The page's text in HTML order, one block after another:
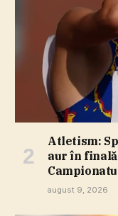
Atletism:
aur în
august 9, 2026